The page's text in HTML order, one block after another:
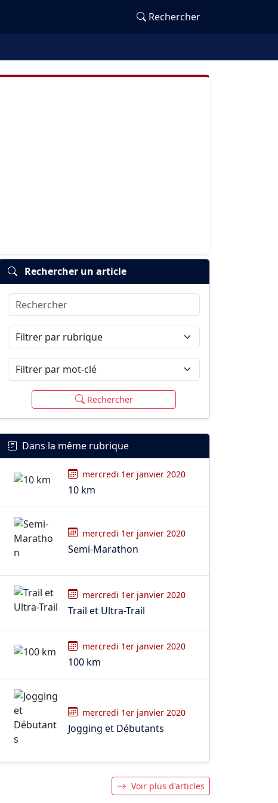
Rechercher
Rechercher un article
Rechercher
Filtrer par rubrique
Filtrer par mot-clé
Rechercher
Dans la même rubrique
mercredi 1er janvier 2020
10 km
mercredi 1er janvier 2020
Semi-Marathon
mercredi 1er janvier 2020
Trail et Ultra-Trail
mercredi 1er janvier 2020
100 km
mercredi 1er janvier 2020
Jogging et Débutants
Voir plus d'articles